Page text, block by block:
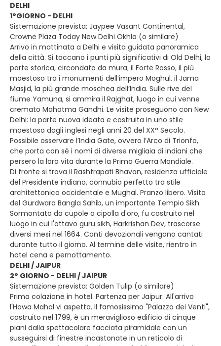
DELHI
1°GIORNO - DELHI
Sistemazione prevista: Jaypee Vasant Continental,
Crowne Plaza Today New Delhi Okhla (o similare)
Arrivo in mattinata a Delhi e visita guidata panoramica
della città. Si toccano i punti più significativi di Old Delhi, la
parte storica, circondata da mura; il Forte Rosso, il più
maestoso tra i monumenti dell’impero Moghul, il Jama
Masjid, la più grande moschea dell’India. Sulle rive del
fiume Yamuna, si ammira il Rajghat, luogo in cui venne
cremato Mahatma Gandhi. Le visite proseguono con New
Delhi: la parte nuova ideata e costruita in uno stile
maestoso dagli inglesi negli anni 20 del XX° Secolo.
Possibile osservare l’India Gate, ovvero l’Arco di Trionfo,
che porta con sé i nomi di diverse migliaia di indiani che
persero la loro vita durante la Prima Guerra Mondiale.
Di fronte si trova il Rashtrapati Bhavan, residenza ufficiale
del Presidente indiano, connubio perfetto tra stile
architettonico occidentale e Mughal. Pranzo libero. Visita
del Gurdwara Bangla Sahib, un importante Tempio Sikh.
Sormontato da cupole a cipolla d'oro, fu costruito nel
luogo in cui l'ottavo guru sikh, Harkrishan Dev, trascorse
diversi mesi nel 1664. Canti devozionali vengono cantati
durante tutto il giorno. Al termine delle visite, rientro in
hotel cena e pernottamento.
DELHI / JAIPUR
2° GIORNO - DELHI / JAIPUR
Sistemazione prevista: Golden Tulip (o similare)
Prima colazione in hotel. Partenza per Jaipur. All'arrivo
l'Hawa Mahal vi aspetta. Il famosissimo "Palazzo dei Venti",
costruito nel 1799, è un meraviglioso edificio di cinque
piani dalla spettacolare facciata piramidale con un
susseguirsi di finestre incastonate in un reticolo di